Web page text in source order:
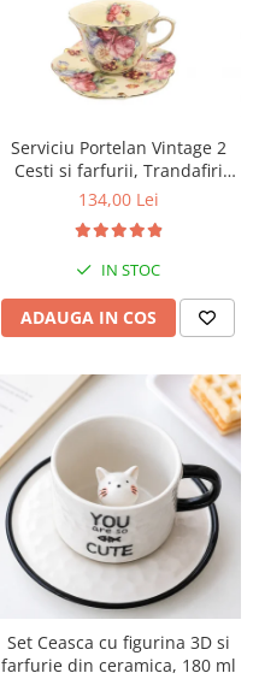
Serviciu Portelan Vintage 2
Cesti si farfurii, Trandafiri
NEW
134,00 Lei
IN STOC
ADAUGA IN COS
Set Ceasca cu figurina 3D si
farfurie din ceramica, 180 ml